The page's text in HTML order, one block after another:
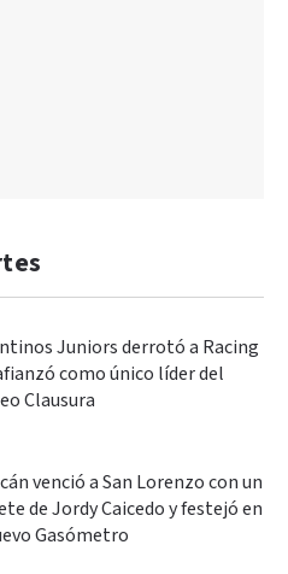
Juniors derrotó a Racing
como único líder del
Clausura
venció a San Lorenzo con un
de Jordy Caicedo y festejó en
Gasómetro